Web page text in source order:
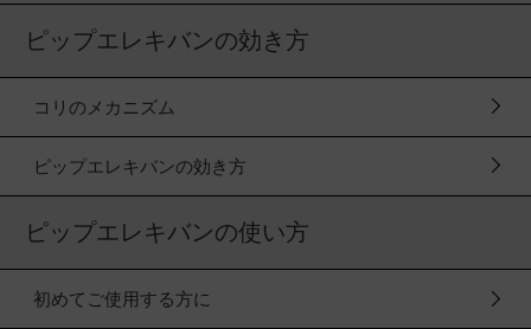
ピップエレキバンの効き方
コリのメカニズム
ピップエレキバンの効き方
ピップエレキバンの使い方
初めてご使用する方に